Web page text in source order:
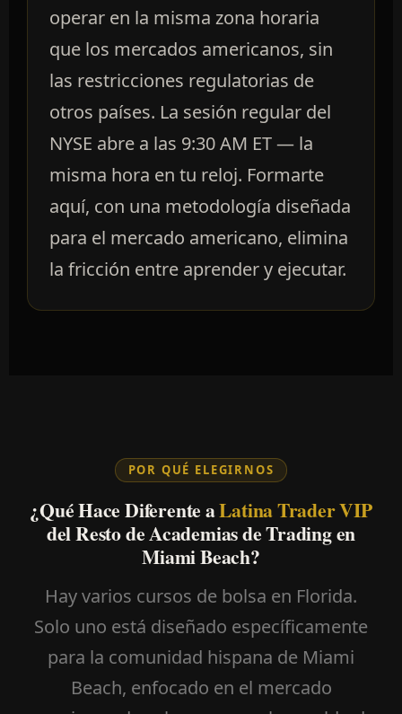
operar en la misma zona horaria
que los mercados americanos, sin
las restricciones regulatorias de
otros países. La sesión regular del
NYSE abre a las 9:30 AM ET — la
misma hora en tu reloj. Formarte
aquí, con una metodología diseñada
para el mercado americano, elimina
la fricción entre aprender y ejecutar.
POR QUÉ ELEGIRNOS
¿Qué Hace Diferente aLatina Trader VIP
del Resto de Academias de Trading en
Miami Beach?
Hay varios cursos de bolsa en Florida.
Solo uno está diseñado específicamente
para la comunidad hispana de Miami
Beach, enfocado en el mercado